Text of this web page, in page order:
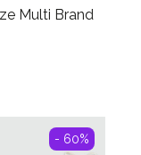
Multi Brand
- 60%